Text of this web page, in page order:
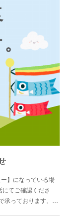
】になっている場
てご確認くださ
承っております。…